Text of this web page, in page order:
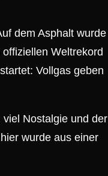
dem Asphalt wurde
Weltrekord
Vollgas geben
Nostalgie und der
wurde aus einer